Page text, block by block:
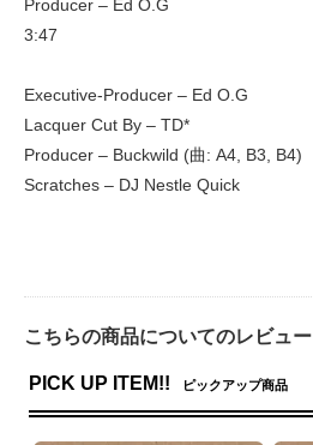
Producer – Ed O.G
3:47
Executive-Producer – Ed O.G
Lacquer Cut By – TD*
Producer – Buckwild (曲: A4, B3, B4)
Scratches – DJ Nestle Quick
こちらの商品についてのレビュー
PICK UP ITEM!! ピックアップ商品